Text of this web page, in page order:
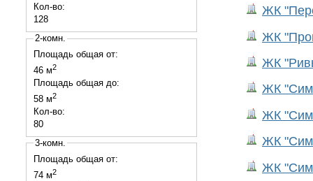
ЖК
ЖК
ЖК
ЖК
ЖК
ЖК
ЖК
Кол-во:
128
2-комн.
Площадь общая от:
46 м2
Площадь общая до:
58 м2
Кол-во:
80
3-комн.
Площадь общая от:
74 м2